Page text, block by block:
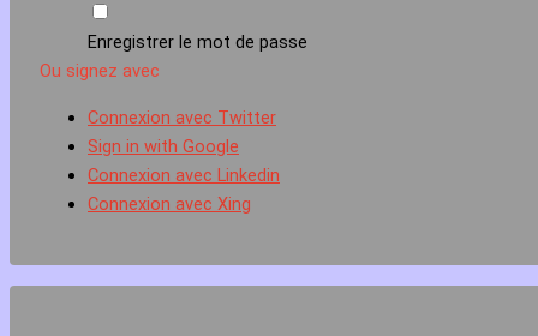
Enregistrer le mot de passe
Ou signez avec
Connexion avec Twitter
Sign in with Google
Connexion avec Linkedin
Connexion avec Xing